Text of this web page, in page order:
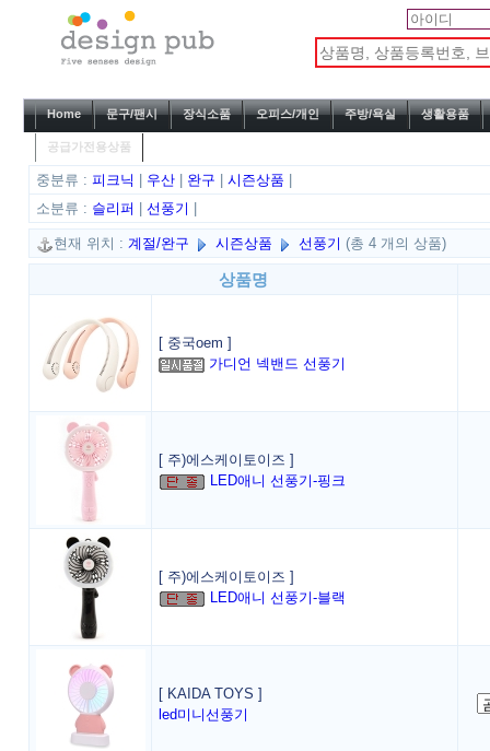
Home 문구/팬시 장식소품 오피스/개인 주방/욕실 생활용품
공급가전용상품
중분류 :피크닉 우산 완구 |시즌상품
소분류 : 슬리퍼 |선풍기
현재 위치 :계절/완구 시즌상품 선풍기 (총 4 개의 상품)
상품명
[ 중국oem ]
가디언 넥밴드 선풍기
[ 주)에스케이토이즈 ]
LED애니 선풍기-핑크
[ 주)에스케이토이즈 ]
LED애니 선풍기-블랙
[ KAIDA TOYS ]
led미니선풍기